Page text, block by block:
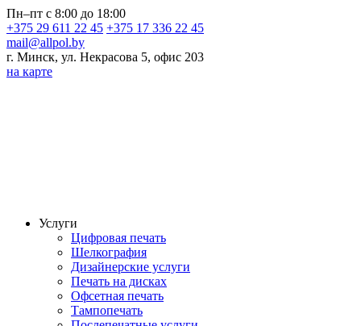
Пн–пт с 8:00 до 18:00
+375 29 611 22 45 +375 17 336 22 45
mail@allpol.by
г. Минск, ул. Некрасова 5, офис 203
на карте
Услуги
Цифровая печать
Шелкография
Дизайнерские услуги
Печать на дисках
Офсетная печать
Тампопечать